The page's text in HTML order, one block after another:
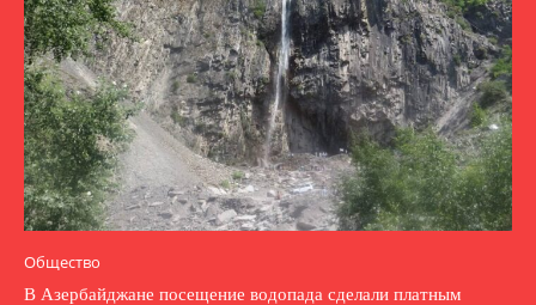
Общество
В Азербайджане посещение водопада сделали платным